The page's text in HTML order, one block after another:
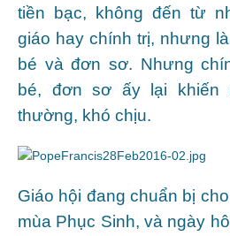
tiền bạc, không đến từ
giáo hay chính trị, nhưng
bé và đơn sơ. Nhưng
bé, đơn sơ ấy lại khiến
thường, khó chịu.
Giáo hội đang chuẩn bị
mùa Phục Sinh, và ngày